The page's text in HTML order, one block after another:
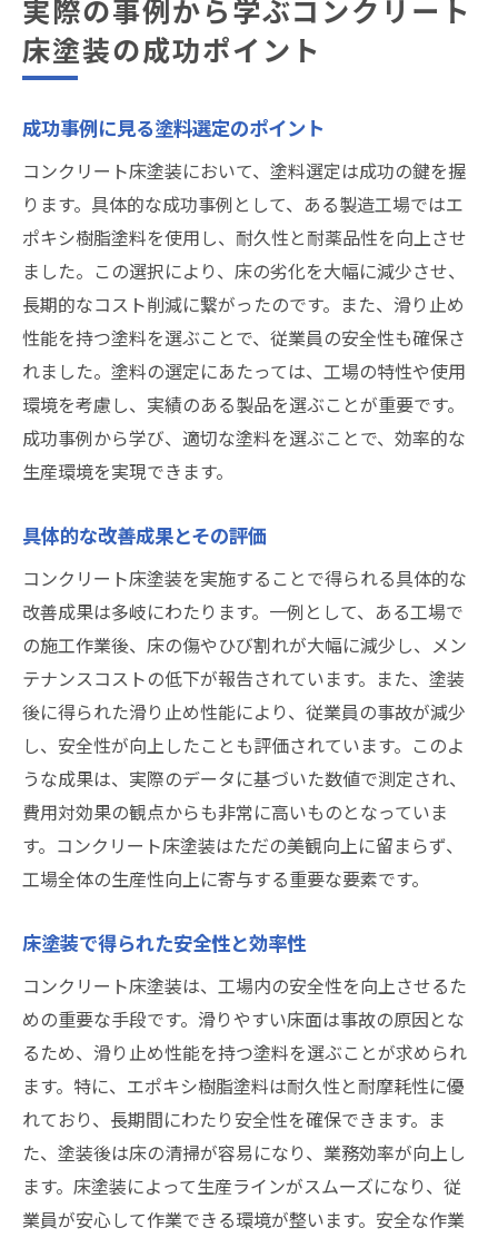
実際の事例から学ぶコンクリート
床塗装の成功ポイント
成功事例に見る塗料選定のポイント
コンクリート床塗装において、塗料選定は成功の鍵を握
ります。具体的な成功事例として、ある製造工場ではエ
ポキシ樹脂塗料を使用し、耐久性と耐薬品性を向上させ
ました。この選択により、床の劣化を大幅に減少させ、
長期的なコスト削減に繋がったのです。また、滑り止め
性能を持つ塗料を選ぶことで、従業員の安全性も確保さ
れました。塗料の選定にあたっては、工場の特性や使用
環境を考慮し、実績のある製品を選ぶことが重要です。
成功事例から学び、適切な塗料を選ぶことで、効率的な
生産環境を実現できます。
具体的な改善成果とその評価
コンクリート床塗装を実施することで得られる具体的な
改善成果は多岐にわたります。一例として、ある工場で
の施工作業後、床の傷やひび割れが大幅に減少し、メン
テナンスコストの低下が報告されています。また、塗装
後に得られた滑り止め性能により、従業員の事故が減少
し、安全性が向上したことも評価されています。このよ
うな成果は、実際のデータに基づいた数値で測定され、
費用対効果の観点からも非常に高いものとなっていま
す。コンクリート床塗装はただの美観向上に留まらず、
工場全体の生産性向上に寄与する重要な要素です。
床塗装で得られた安全性と効率性
コンクリート床塗装は、工場内の安全性を向上させるた
めの重要な手段です。滑りやすい床面は事故の原因とな
るため、滑り止め性能を持つ塗料を選ぶことが求められ
ます。特に、エポキシ樹脂塗料は耐久性と耐摩耗性に優
れており、長期間にわたり安全性を確保できます。ま
た、塗装後は床の清掃が容易になり、業務効率が向上し
ます。床塗装によって生産ラインがスムーズになり、従
業員が安心して作業できる環境が整います。安全な作業